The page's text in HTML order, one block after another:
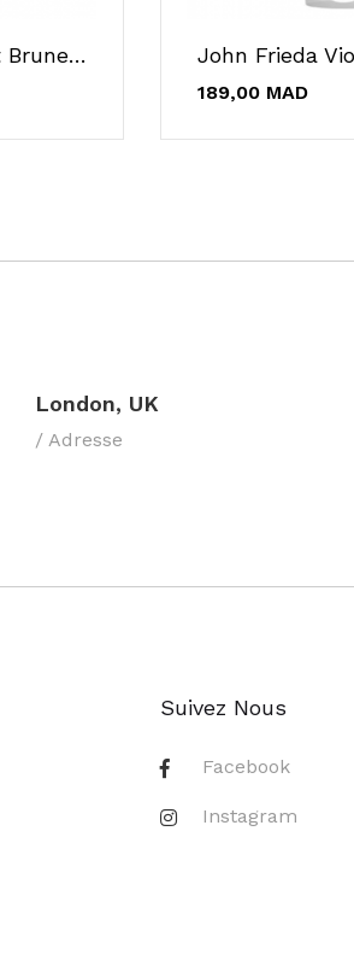
John Frieda Brilliant Brunette Shampooing...
189,00 MAD
London, UK
/ Adresse
Suivez Nous
Facebook
Instagram